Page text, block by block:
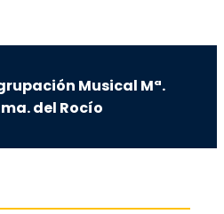
Musical Mª.
del Rocío